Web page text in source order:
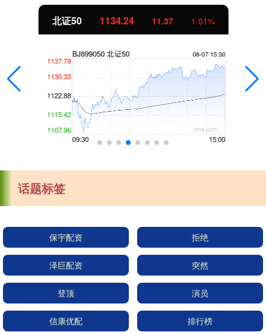
北证50 1134.24 11.37 1.01%
话题标签
保宇配资 拒绝
泽巨配资 突然
登顶 演员
信康优配 排行榜